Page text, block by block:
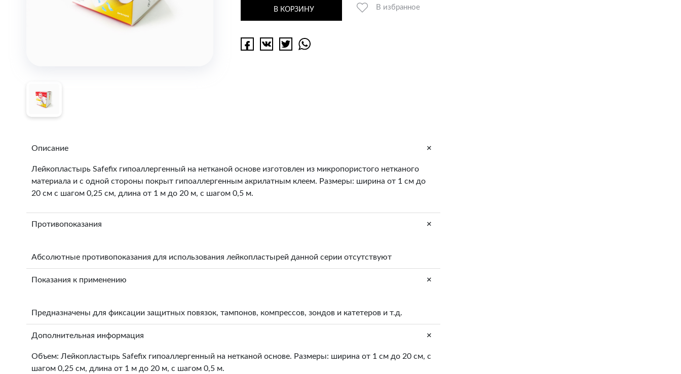
В КОРЗИНУ В избранное
Описание +
Лейкопластырь Safefix гипоаллергенный на нетканой основе изготовлен из микропористого нетканого
материала и с одной стороны покрыт гипоаллергенным акрилатным клеем. Размеры: ширина от 1 см до
20 см с шагом 0,25 см, длина от 1 м до 20 м, с шагом 0,5 м.
Противопоказания +
Абсолютные противопоказания для использования лейкопластырей данной серии отсутствуют
Показания к применению +
Предназначены для фиксации защитных повязок, тампонов, компрессов, зондов и катетеров и т.д.
Дополнительная информация +
Объем: Лейкопластырь Safefix гипоаллергенный на нетканой основе. Размеры: ширина от 1 см до 20 см, с
шагом 0,25 см, длина от 1 м до 20 м, с шагом 0,5 м.